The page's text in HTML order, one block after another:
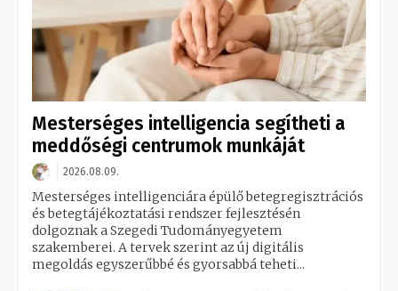
Mesterséges intelligencia segítheti a
meddőségi centrumok munkáját
2026.08.09.
Mesterséges intelligenciára épülő betegregisztrációs
és betegtájékoztatási rendszer fejlesztésén
dolgoznak a Szegedi Tudományegyetem
szakemberei. A tervek szerint az új digitális
megoldás egyszerűbbé és gyorsabbá teheti...